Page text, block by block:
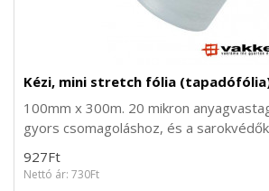
Kézi, mini stretch fólia
100mm x 300m. 20 mikron
gyors csomagoláshoz, és a
927Ft
Nettó ár: 730Ft